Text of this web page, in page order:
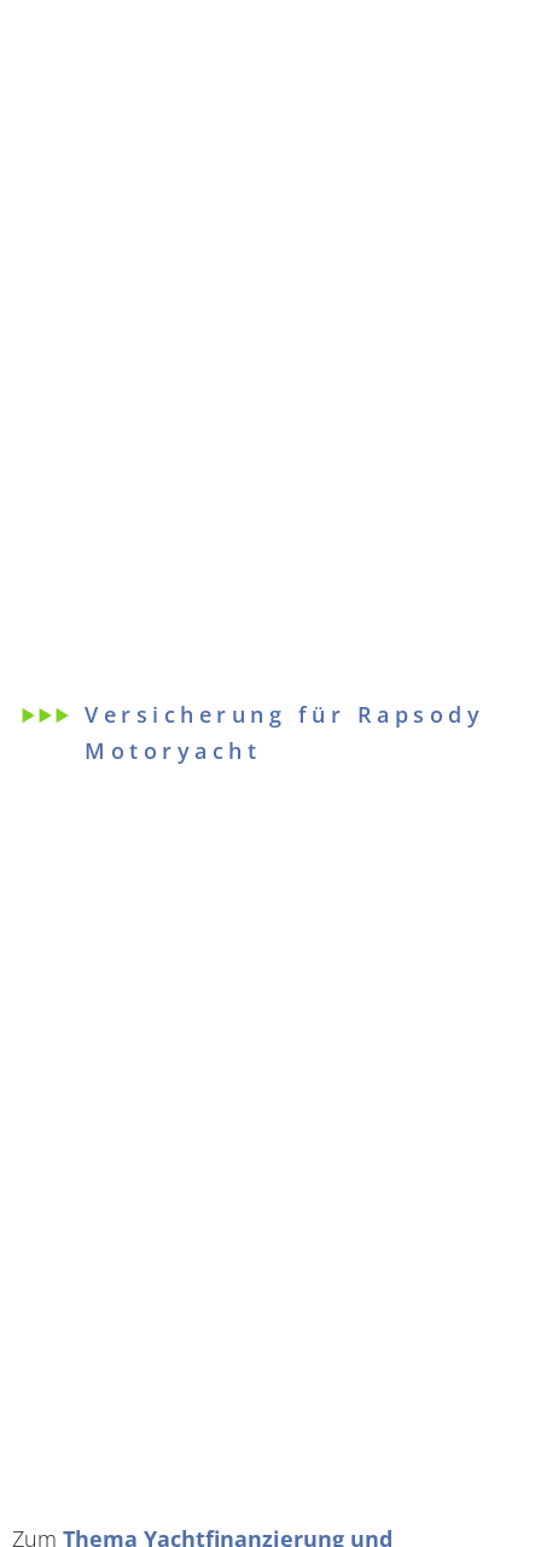
Versicherung für Rapsody
Motoryacht
Zum Thema Yachtfinanzierung und